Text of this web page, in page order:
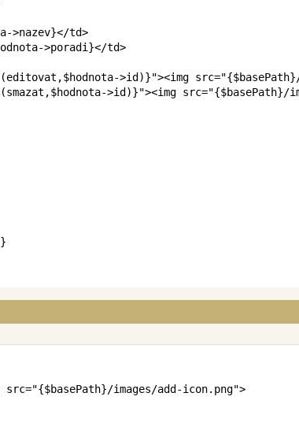
->nazev}</td>
->poradi}</td>
(editovat ,$hodnota->id )}"><img src="{$basePath}
(smazat ,$hodnota->id )}"><img src="{$basePath}/
}
src="{$basePath}/images/add-icon.png">